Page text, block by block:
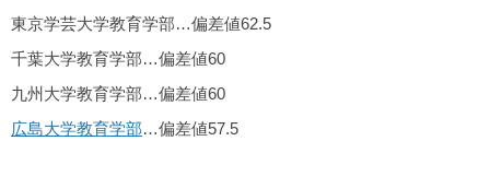
東京学芸大学教育学部…偏差値62.5
千葉大学教育学部…偏差値60
九州大学教育学部…偏差値60
広島大学教育学部…偏差値57.5